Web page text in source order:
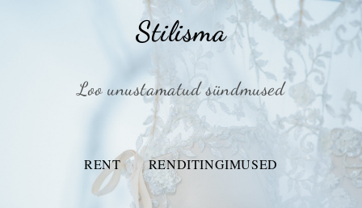
Stilisma
Loo unustamatud sündmused
RENT RENDITINGIMUSED